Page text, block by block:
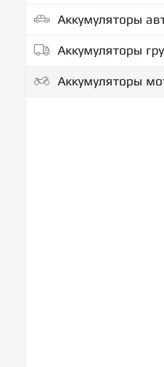
Аккумуляторы
Аккумуляторы
Аккумуляторы